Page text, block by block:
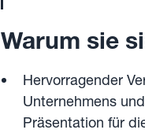
Warum sie
Hervorragender
Unternehmens
Präsentation für